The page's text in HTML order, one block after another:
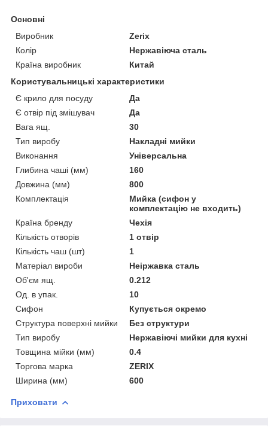
Основні
Виробник
Zerix
Колір
Нержавіюча сталь
Країна виробник
Китай
Користувальницькі характеристики
Є крило для посуду
Да
Є отвір під змішувач
Да
Вага ящ.
30
Тип виробу
Накладні мийки
Виконання
Універсальна
Глибина чаші (мм)
160
Довжина (мм)
800
Комплектація
Мийка (сифон у
комплектацію не входить)
Країна бренду
Чехія
Кількість отворів
1 отвір
Кількість чаш (шт)
1
Матеріал вироби
Неіржавка сталь
Об'єм ящ.
0.212
Од. в упак.
10
Сифон
Купується окремо
Структура поверхні мийки
Без структури
Тип виробу
Нержавіючі мийки для кухні
Товщина мійки (мм)
0.4
Торгова марка
ZERIX
Ширина (мм)
600
Приховати